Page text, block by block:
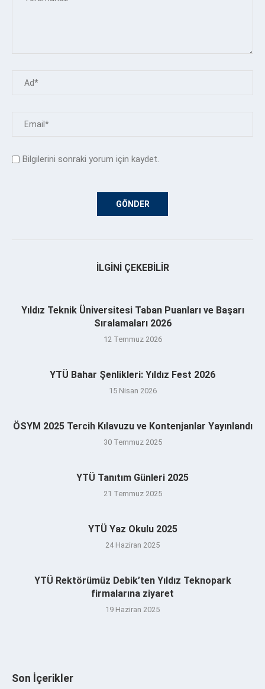
Bilgilerini sonraki yorum için kaydet.
İLGINI ÇEKEBILIR
Yıldız Teknik Üniversitesi Taban Puanları ve Başarı
Sıralamaları 2026
12 Temmuz 2026
YTÜ Bahar Şenlikleri: Yıldız Fest 2026
15 Nisan 2026
ÖSYM 2025 Tercih Kılavuzu ve Kontenjanlar Yayınlandı
30 Temmuz 2025
YTÜ Tanıtım Günleri 2025
21 Temmuz 2025
YTÜ Yaz Okulu 2025
24 Haziran 2025
YTÜ Rektörümüz Debik’ten Yıldız Teknopark
firmalarına ziyaret
19 Haziran 2025
Son İçerikler